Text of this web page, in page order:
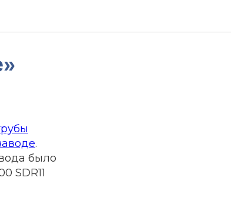
.
было
SDR11